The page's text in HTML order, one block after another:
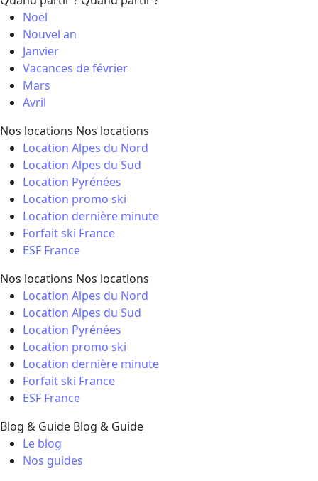
Noël
Nouvel an
Janvier
Vacances de février
Mars
Avril
Nos locations Nos locations
Location Alpes du Nord
Location Alpes du Sud
Location Pyrénées
Location promo ski
Location dernière minute
Forfait ski France
ESF France
Nos locations Nos locations
Location Alpes du Nord
Location Alpes du Sud
Location Pyrénées
Location promo ski
Location dernière minute
Forfait ski France
ESF France
Blog & Guide Blog & Guide
Le blog
Nos guides